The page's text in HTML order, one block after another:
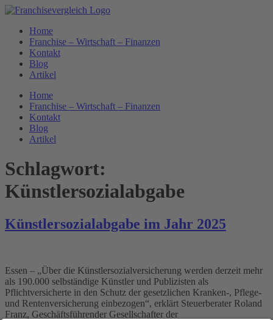
Zum
springenHome
Franchise – Wirtschaft – Finanzen
Kontakt
Blog
Artikel
Home
Franchise – Wirtschaft – Finanzen
Kontakt
Blog
Artikel
Schlagwort:
Künstlersozialabgabe
Künstlersozialabgabe im Jahr 2025
Essen – „Über die Künstlersozialversicherung werden derzeit mehr
als 190.000 selbständige Künstler und Publizisten als
Pflichtversicherte in den Schutz der gesetzlichen Kranken-, Pflege-
und Rentenversicherung einbezogen“, erklärt Steuerberater Roland
Franz, Geschäftsführender Gesellschafter der